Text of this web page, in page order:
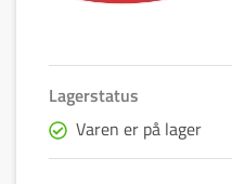
Lagerstatus
Varen er på lager